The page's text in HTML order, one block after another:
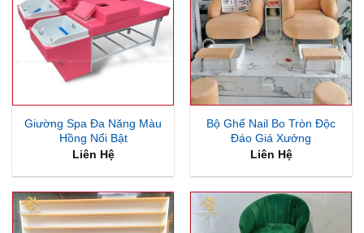
Giường Spa Đa Năng Màu
Hồng Nổi Bật
Liên Hệ
Bộ Ghế Nail Bo Tròn Độc
Đáo Giá Xưởng
Liên Hệ